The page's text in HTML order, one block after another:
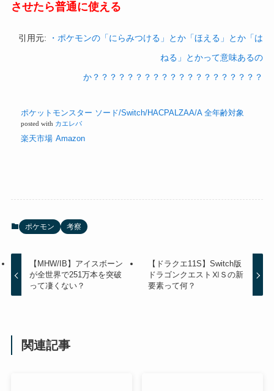
させたら普通に使える
引用元:
・ポケモンの「にらみつける」とか「ほえる」とか「は
ねる」とかって意味あるの
か？？？？？？？？？？？？？？？？？？？？
ポケットモンスター ソード/Switch/HACPALZAA/A 全年齢対象
posted with カエレバ
楽天市場 Amazon
ポケモン 考察
【MHW/IB】アイスボーン
が全世界で251万本を突破
って凄くない？
【ドラクエ11S】Switch版
ドラゴンクエストⅪＳの新
要素って何？
関連記事